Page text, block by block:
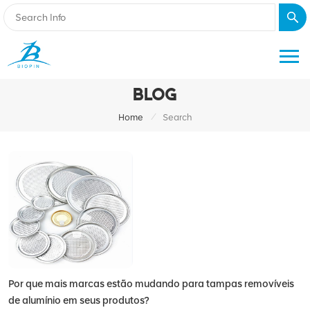
BLOG
Home / Search
Por que mais marcas estão mudando para tampas removíveis
de alumínio em seus produtos?